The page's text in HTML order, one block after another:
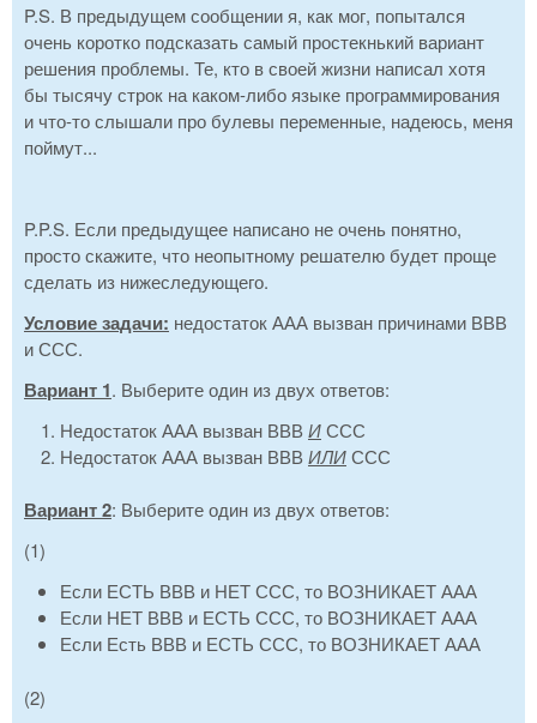
P.S. В предыдущем сообщении я, как мог, попытался
очень коротко подсказать самый простекнький вариант
решения проблемы. Те, кто в своей жизни написал хотя
бы тысячу строк на каком-либо языке программирования
и что-то слышали про булевы переменные, надеюсь, меня
поймут...
P.P.S. Если предыдущее написано не очень понятно,
просто скажите, что неопытному решателю будет проще
сделать из нижеследующего.
Условие задачи: недостаток ААА вызван причинами ВВВ
и ССС.
Вариант 1. Выберите один из двух ответов:
Недостаток ААА вызван ВВВ ИССС
Недостаток ААА вызван ВВВ ИЛИССС
Вариант 2: Выберите один из двух ответов:
(1)
Если ЕСТЬ ВВВ и НЕТ ССС, то ВОЗНИКАЕТ ААА
Если НЕТ ВВВ и ЕСТЬ ССС, то ВОЗНИКАЕТ ААА
Если Есть ВВВ и ЕСТЬ ССС, то ВОЗНИКАЕТ ААА
(2)